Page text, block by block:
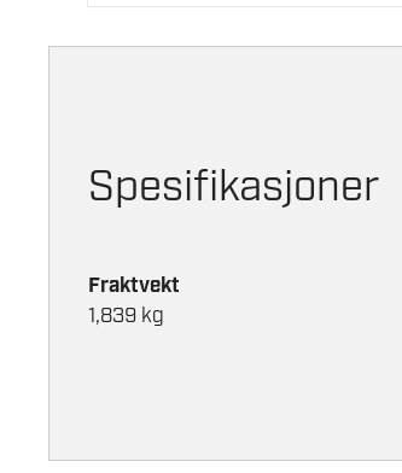
Spesifikasjoner
Fraktvekt
1,839 kg